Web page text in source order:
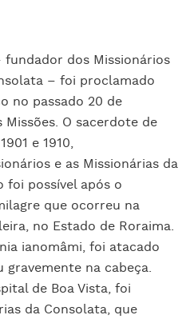
dos Missionários
– foi proclamado
no passado 20 de
O sacerdote de
e 1910,
e as Missionárias da
foi possível após o
que ocorreu na
no Estado de Roraima.
ianomâmi, foi atacado
na cabeça.
de Boa Vista, foi
da Consolata, que